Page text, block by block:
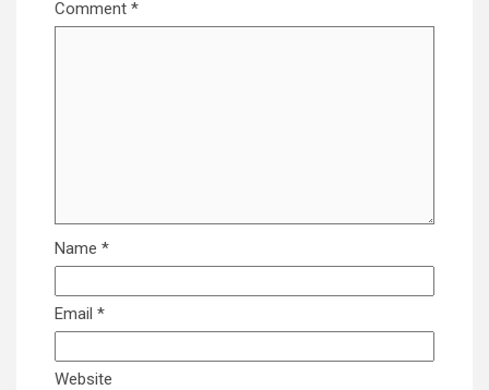
Comment *
Name *
Email *
Website